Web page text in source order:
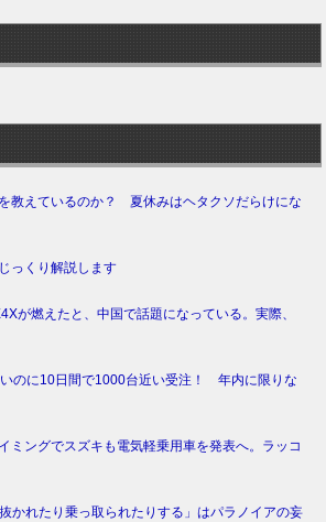
教えているのか？ 夏休みはヘタクソだらけにな
っくり解説します
が燃えたと、中国で話題になっている。実際、
のに10日間で1000台近い受注！ 年内に限りな
ミングでスズキも電気軽乗用車を発表へ。ラッコ
かれたり乗っ取られたりする」はパラノイアの妄